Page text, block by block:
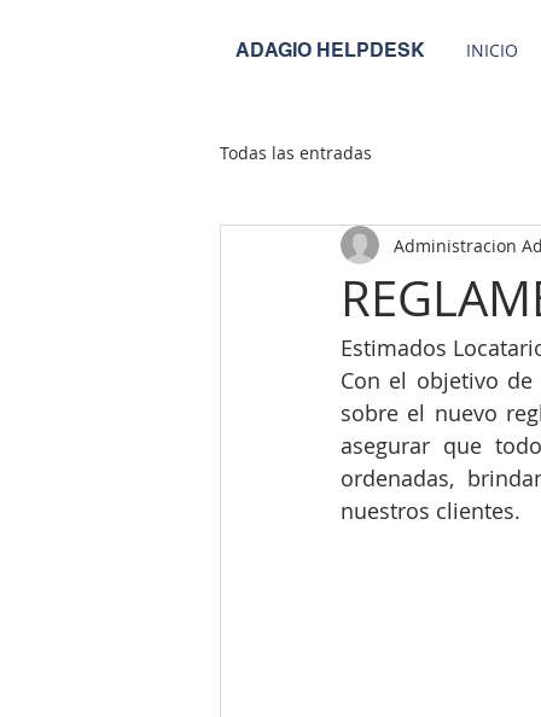
ADAGIO HELPDESK INICIO
Todas las entradas
Administracion
Estimados
Con el objetivo
sobre el nuevo
asegurar que
ordenadas,
nuestros clientes.